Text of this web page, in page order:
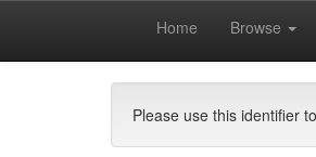
Home Browse
Please use this identifier